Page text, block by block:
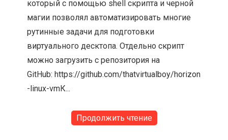
который с помощью shell скрипта и черной
магии позволял автоматизировать многие
рутинные задачи для подготовки
виртуального десктопа. Отдельно скрипт
можно загрузить с репозитория на
GitHub: https://github.com/thatvirtualboy/horizon
-linux-vmК...
Продолжить чтение